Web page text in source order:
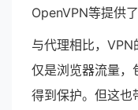
OpenVPN等提供
与代理相比，
仅是浏览器流量，
得到保护。但这也